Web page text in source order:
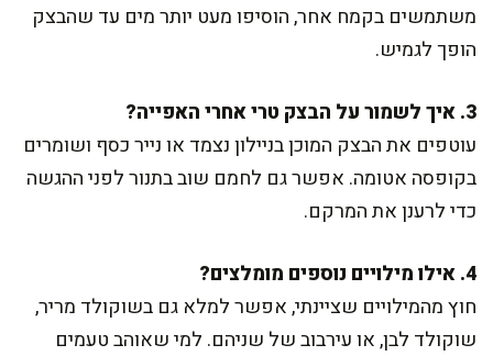
משתמשים בקמח אחר, הוסיפו מעט יותר מים עד שהבצק
הופך לגמיש.
3. איך לשמור על הבצק טרי אחרי האפייה?
עוטפים את הבצק המוכן בניילון נצמד או נייר כסף ושומרים
בקופסה אטומה. אפשר גם לחמם שוב בתנור לפני ההגשה
כדי לרענן את המרקם.
4. אילו מילויים נוספים מומלצים?
חוץ מהמילויים שציינתי, אפשר למלא גם בשוקולד מריר,
שוקולד לבן, או עירבוב של שניהם. למי שאוהב טעמים